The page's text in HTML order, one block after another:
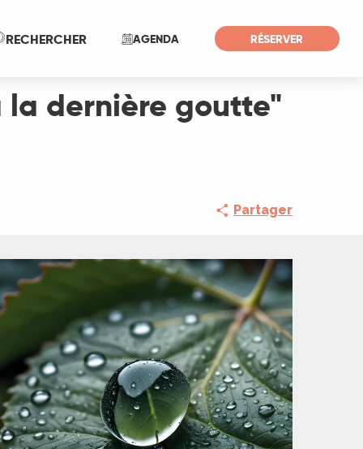
AGENDA RÉSERVER
RECHERCHERRecherche
dernière goutte"
Partager